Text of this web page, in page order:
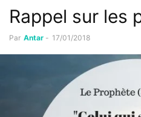
Rappel sur les
Par Antar - 17/01/2018